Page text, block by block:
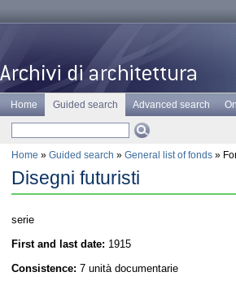
Home Guided search Advanced search
Home » Guided search » General list of fonds »
Disegni futuristi
serie
First and last date: 1915
Consistence: 7 unità documentarie